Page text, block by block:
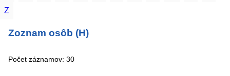
Z
Zoznam osôb (H)
Počet záznamov: 30